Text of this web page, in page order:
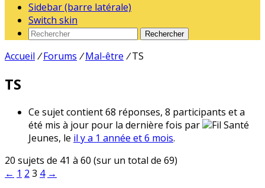
Sidebar (barre latérale)
Switch skin
Rechercher
Accueil / Forums / Mal-être / TS
TS
Ce sujet contient 68 réponses, 8 participants et a
été mis à jour pour la dernière fois par
Fil Santé
Jeunes, le il y a 1 année et 6 mois.
20 sujets de 41 à 60 (sur un total de 69)
← 1 2 3 4 →